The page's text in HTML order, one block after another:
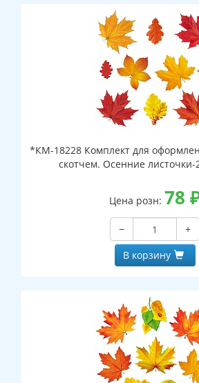
*КМ-18228 Комплект для
скотчем. Осенние листочки-
Цена розн: 78
−
+
В корзину